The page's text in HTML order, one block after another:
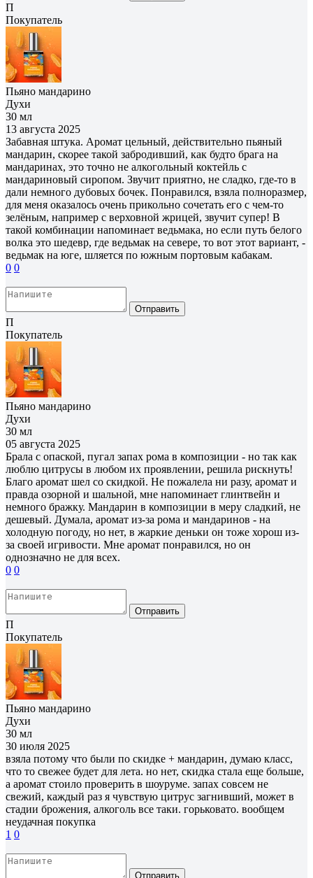
П
Покупатель
Пьяно мандарино
Духи
30 мл
13 августа 2025
Забавная штука. Аромат цельный, действительно пьяный
мандарин, скорее такой забродивший, как будто брага на
мандаринах, это точно не алкогольный коктейль с
мандариновый сиропом. Звучит приятно, не сладко, где-то в
дали немного дубовых бочек. Понравился, взяла полноразмер,
для меня оказалось очень прикольно сочетать его с чем-то
зелёным, например с верховной жрицей, звучит супер! В
такой комбинации напоминает ведьмака, но если путь белого
волка это шедевр, где ведьмак на севере, то вот этот вариант, -
ведьмак на юге, шляется по южным портовым кабакам.
0 0
Отправить
П
Покупатель
Пьяно мандарино
Духи
30 мл
05 августа 2025
Брала с опаской, пугал запах рома в композиции - но так как
люблю цитрусы в любом их проявлении, решила рискнуть!
Благо аромат шел со скидкой. Не пожалела ни разу, аромат и
правда озорной и шальной, мне напоминает глинтвейн и
немного бражку. Мандарин в композиции в меру сладкий, не
дешевый. Думала, аромат из-за рома и мандаринов - на
холодную погоду, но нет, в жаркие деньки он тоже хорош из-
за своей игривости. Мне аромат понравился, но он
однозначно не для всех.
0 0
Отправить
П
Покупатель
Пьяно мандарино
Духи
30 мл
30 июля 2025
взяла потому что были по скидке + мандарин, думаю класс,
что то свежее будет для лета. но нет, скидка стала еще больше,
а аромат стоило проверить в шоуруме. запах совсем не
свежий, каждый раз я чувствую цитрус загнивший, может в
стадии брожения, алкоголь все таки. горьковато. вообщем
неудачная покупка
1 0
Отправить